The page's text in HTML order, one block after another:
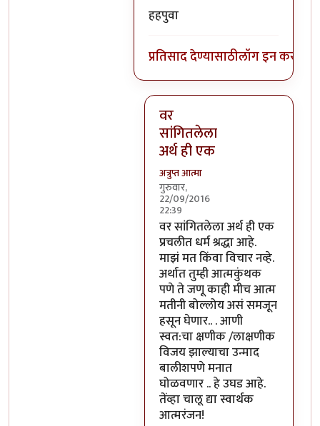
हहपुवा
प्रतिसाद देण्यासाठीलॉग इन करा
वर
सांगितलेला
अर्थ ही एक
अत्रुप्त आत्मा
गुरुवार,
22/09/2016
22:39
In reply toआजच्या भाषेत सांगायचं
वर सांगितलेला अर्थ ही एक
प्रचलीत धर्म श्रद्धा आहे.
माझं मत किंवा विचार नव्हे.
अर्थात तुम्ही आत्मकुंथक
पणे ते जणू काही मीच आत्म
मतीनी बोल्लोय असं समजून
हसून घेणार.. . आणी
स्वत:चा क्षणीक /लाक्षणीक
विजय झाल्याचा उन्माद
बालीशपणे मनात
घोळवणार .. हे उघड आहे.
तेंव्हा चालू द्या स्वार्थक
आत्मरंजन!